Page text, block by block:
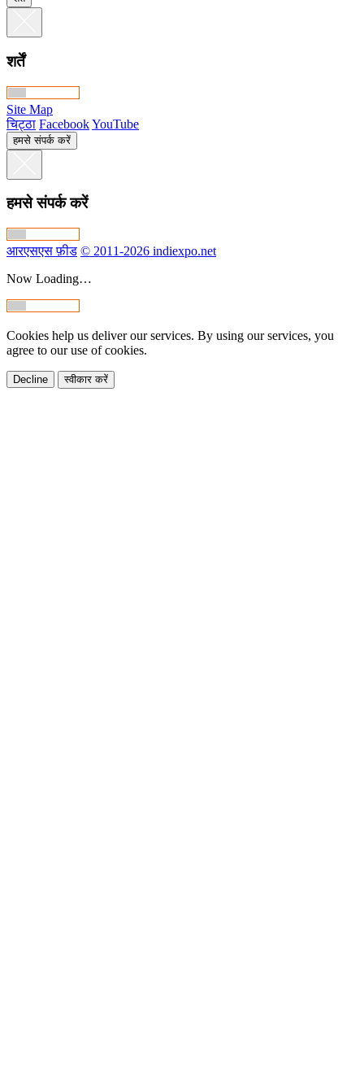
शर्तें
Site Map
चिट्ठा FacebookYouTube
हमसे संपर्क करें
हमसे संपर्क करें
आरएसएस फ़ीड © 2011-2026 indiexpo.net
Now Loading…
Cookies help us deliver our services. By using our services, you
agree to our use of cookies.
Decline स्वीकार करें